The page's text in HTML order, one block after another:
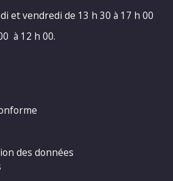
et vendredi de 13 h 30 à 17 h 00
à 12 h 00.
des données